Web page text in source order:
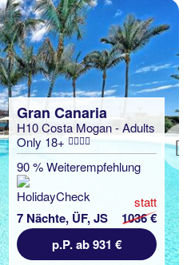
Gran Canaria
H10 Costa Mogan - Adults
Only 18+
90 % Weiterempfehlung
7 Nächte, ÜF, JS
statt
1036 €
p.P. ab 931 €
Gran Canaria
Rk Farallón Canteras
100 % Weiterempfehlung
7 Nächte, Ü, St
statt
696 €